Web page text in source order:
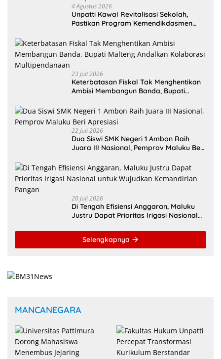
4 Agustus 2026
Unpatti Kawal Revitalisasi Sekolah,
Pastikan Program Kemendikdasmen
23 Juli 2026
Keterbatasan Fiskal Tak Menghentikan
Ambisi Membangun Banda, Bupati
Multipendanaan
22 Juli 2026
Dua Siswi SMK Negeri 1 Ambon Raih
Juara III Nasional, Pemprov Maluku Beri
20 Juli 2026
Di Tengah Efisiensi Anggaran, Maluku
Justru Dapat Prioritas Irigasi Nasional
Selengkapnya
MANCANEGARA